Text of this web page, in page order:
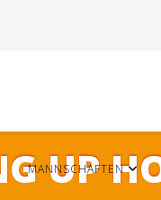
MANNSCHAFTEN
UP